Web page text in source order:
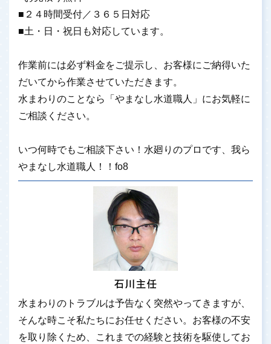
■２４時間受付／３６５日対応
■土・日・祝日も対応しています。
作業前には必ず料金をご提示し、お客様にご納得いた
だいてから作業させていただきます。
水まわりのことなら「やまなし水道職人」にお気軽に
ご相談ください。
いつ何時でもご相談下さい！水廻りのプロです、我ら
やまなし水道職人！！fo8
水まわりのトラブルは予告なく突然やってきますが、
そんな時こそ私たちにお任せください。お客様の不安
を取り除くため、これまでの経験と技術を駆使してお